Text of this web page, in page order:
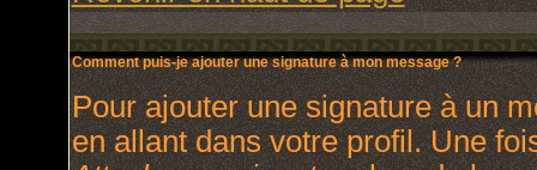
Comment puis-je ajouter une signature à mon message ?
Pour ajouter une signature à un
en allant dans votre profil. Une